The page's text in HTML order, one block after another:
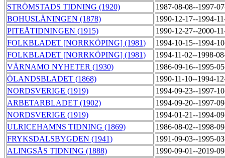
STRÖMSTADS TIDNING (1920)
1987-08-08--1997-
BOHUSLÄNINGEN (1878)
1990-12-17--1994-
PITEÅTIDNINGEN (1915)
1990-12-27--2000-
FOLKBLADET [NORRKÖPING] (1981)
1994-10-15--1994-
FOLKBLADET [NORRKÖPING] (1981)
1994-11-02--1998-
VÄRNAMO NYHETER (1930)
1986-09-16--1995-
ÖLANDSBLADET (1868)
1990-11-10--1994-
NORDSVERIGE (1919)
1994-09-23--1997-
ARBETARBLADET (1902)
1994-09-20--1997-
NORDSVERIGE (1919)
1994-01-21--1994-
ULRICEHAMNS TIDNING (1869)
1986-08-02--1998-
FRYKSDALSBYGDEN (1941)
1991-09-03--1995-
ALINGSÅS TIDNING (1888)
1990-09-01--2019-